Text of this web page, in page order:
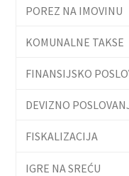
POREZ NA IMOVINU
KOMUNALNE TAKSE
FINANSIJSKO
DEVIZNO
FISKALIZACIJA
IGRE NA SREĆU